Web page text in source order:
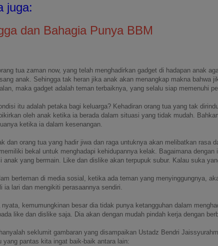
juga:
dan Bahagia Punya BBM
tua zaman now, yang telah menghadirkan gadget di hadapan anak
anak. Sehingga tak heran jika anak akan menangkap makna bahwa
maka gadget adalah teman terbaiknya, yang selalu siap memenuhi
itu adalah petaka bagi keluarga? Kehadiran orang tua yang tak
oleh anak ketika ia berada dalam situasi yang tidak mudah.
ketika ia dalam kesenangan.
dan orang tua yang hadir jiwa dan raga untuknya akan melibatkan rasa
bekal untuk menghadapi kehidupannya kelak. Bagaimana dengan
anak yang bermain. Like dan dislike akan terpupuk subur. Kalau suka
berteman di media sosial, ketika ada teman yang menyinggungnya,
ia lari dan mengikiti perasaannya sendiri.
nyata, kemumungkinan besar dia tidak punya ketangguhan dalam
like dan dislike saja. Dia akan dengan mudah pindah kerja dengan
seklumit gambaran yang disampaikan Ustadz Bendri
yang pantas kita ingat baik-baik antara lain: